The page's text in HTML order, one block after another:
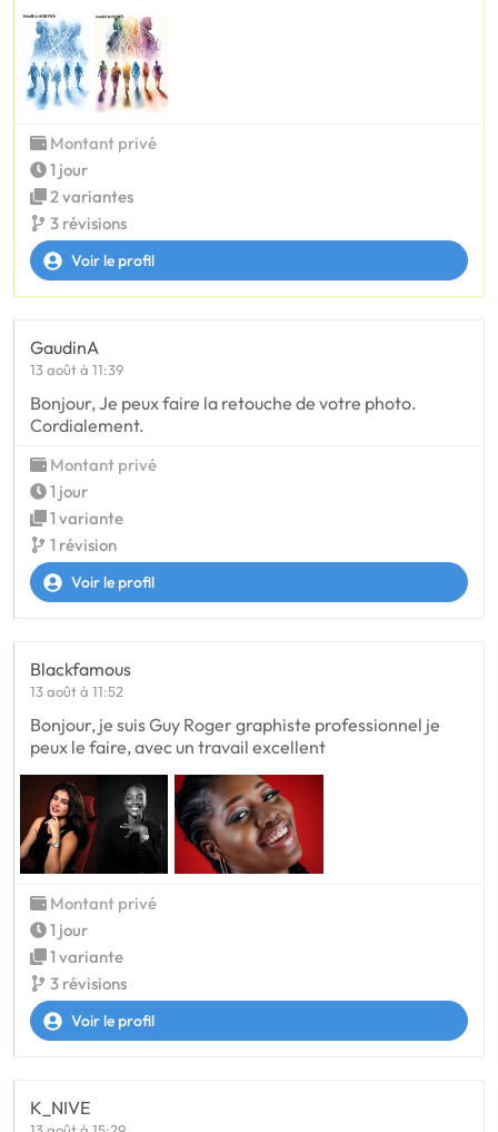
Montant privé
1 jour
2 variantes
3 révisions
Voir le profil
GaudinA
13 août à 11:39
Bonjour, Je peux faire la retouche de votre photo.
Cordialement.
Montant privé
1 jour
1 variante
1 révision
Voir le profil
Blackfamous
13 août à 11:52
Bonjour, je suis Guy Roger graphiste professionnel je
peux le faire, avec un travail excellent
Montant privé
1 jour
1 variante
3 révisions
Voir le profil
K_NIVE